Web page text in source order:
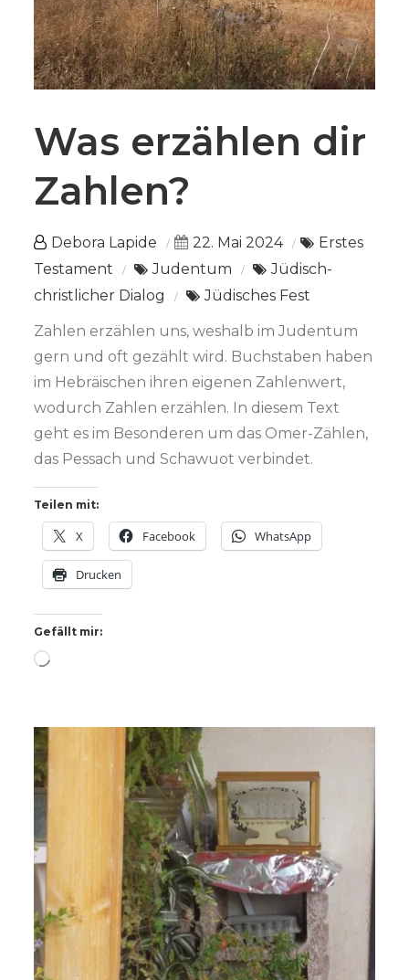
Was erzählen dir
Zahlen?
Debora Lapide 22. Mai 2024
Erstes
Testament
Judentum
Jüdisch-
christlicher Dialog
Jüdisches Fest
Zahlen erzählen uns, weshalb im Judentum
gern und oft gezählt wird. Buchstaben haben
im Hebräischen ihren eigenen Zahlenwert,
wodurch Zahlen erzählen. In diesem Text
geht es im Besonderen um das Omer-Zählen,
das Pessach und Schawuot verbindet.
Teilen mit:
X Facebook WhatsApp
Drucken
Gefällt mir:
Wird